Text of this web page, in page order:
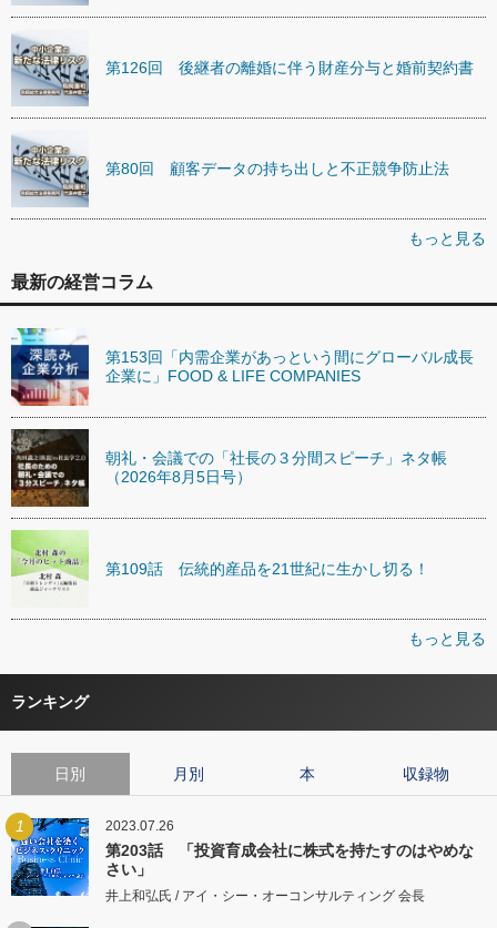
第126回 後継者の離婚に伴う財産分与と婚前契約書
第80回 顧客データの持ち出しと不正競争防止法
もっと見る
最新の経営コラム
第153回「内需企業があっという間にグローバル成長
企業に」FOOD & LIFE COMPANIES
朝礼・会議での「社長の３分間スピーチ」ネタ帳
（2026年8月5日号）
第109話 伝統的産品を21世紀に生かし切る！
もっと見る
ランキング
日別 月別 本 収録物
1 2023.07.26
第203話 「投資育成会社に株式を持たすのはやめな
さい」
井上和弘氏 / アイ・シー・オーコンサルティング 会長